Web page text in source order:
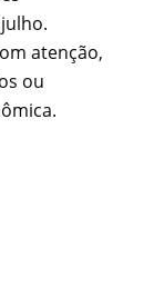
atenção,
ou